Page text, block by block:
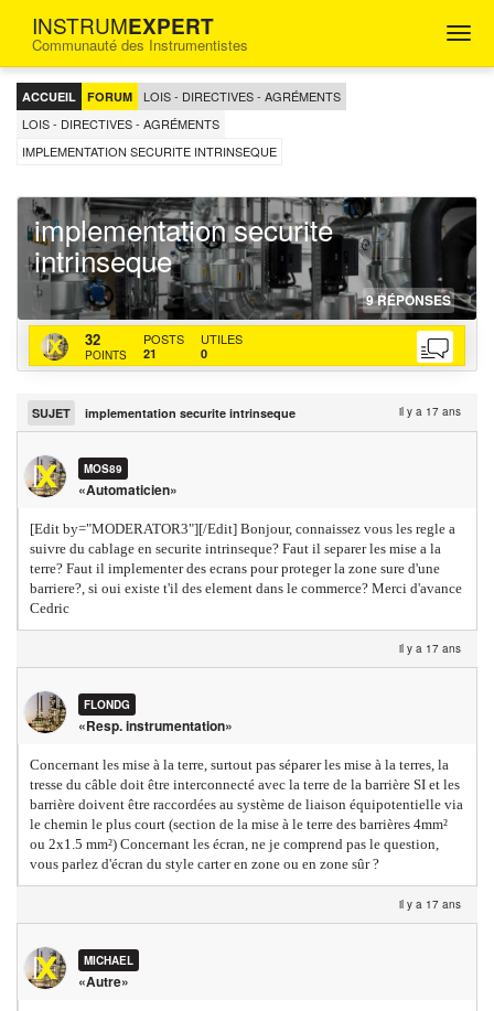
INSTRUMEXPERT
Communauté des Instrumentistes
FORUM
D'ENTRAIDE
POUR
LES
INGÉNIEURS
ACCUEIL FORUM
LOIS - DIRECTIVES - AGRÉMENTS
LOIS - DIRECTIVES - AGRÉMENTS
IMPLEMENTATION SECURITE INTRINSEQUE
implementation securite
intrinseque
9RÉPONSES
16-
07-
32
POINTS
POSTS
21
UTILES
0
SUJET implementation securite intrinseque il y a 17 ans
MOS89
«Automaticien»
[Edit by="MODERATOR3"][/Edit] Bonjour, connaissez vous les regle a
suivre du cablage en securite intrinseque? Faut il separer les mise a la
terre? Faut il implementer des ecrans pour proteger la zone sure d'une
barriere?, si oui existe t'il des element dans le commerce? Merci d'avance
Cedric
il y a 17 ans
FLONDG
«Resp. instrumentation»
Concernant les mise à la terre, surtout pas séparer les mise à la terres, la
tresse du câble doit être interconnecté avec la terre de la barrière SI et les
barrière doivent être raccordées au système de liaison équipotentielle via
le chemin le plus court (section de la mise à le terre des barrières 4mm²
ou 2x1.5 mm²) Concernant les écran, ne je comprend pas le question,
vous parlez d'écran du style carter en zone ou en zone sûr ?
il y a 17 ans
MICHAEL
«Autre»